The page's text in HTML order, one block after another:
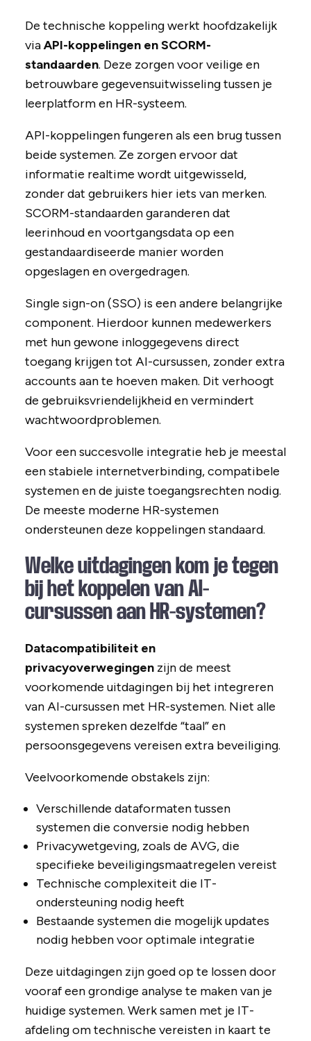
De technische koppeling werkt hoofdzakelijk
viaAPI-koppelingen en SCORM-
standaarden. Deze zorgen voor veilige en
betrouwbare gegevensuitwisseling tussen je
leerplatform en HR-systeem.
API-koppelingen fungeren als een brug tussen
beide systemen. Ze zorgen ervoor dat
informatie realtime wordt uitgewisseld,
zonder dat gebruikers hier iets van merken.
SCORM-standaarden garanderen dat
leerinhoud en voortgangsdata op een
gestandaardiseerde manier worden
opgeslagen en overgedragen.
Single sign-on (SSO) is een andere belangrijke
component. Hierdoor kunnen medewerkers
met hun gewone inloggegevens direct
toegang krijgen tot AI-cursussen, zonder extra
accounts aan te hoeven maken. Dit verhoogt
de gebruiksvriendelijkheid en vermindert
wachtwoordproblemen.
Voor een succesvolle integratie heb je meestal
een stabiele internetverbinding, compatibele
systemen en de juiste toegangsrechten nodig.
De meeste moderne HR-systemen
ondersteunen deze koppelingen standaard.
Welke uitdagingen kom je tegen
bij het koppelen van AI-
cursussen aan HR-systemen?
Datacompatibiliteit en
privacyoverwegingenzijn de meest
voorkomende uitdagingen bij het integreren
van AI-cursussen met HR-systemen. Niet alle
systemen spreken dezelfde “taal” en
persoonsgegevens vereisen extra beveiliging.
Veelvoorkomende obstakels zijn:
Verschillende dataformaten tussen
systemen die conversie nodig hebben
Privacywetgeving, zoals de AVG, die
specifieke beveiligingsmaatregelen vereist
Technische complexiteit die IT-
ondersteuning nodig heeft
Bestaande systemen die mogelijk updates
nodig hebben voor optimale integratie
Deze uitdagingen zijn goed op te lossen door
vooraf een grondige analyse te maken van je
huidige systemen. Werk samen met je IT-
afdeling om technische vereisten in kaart te